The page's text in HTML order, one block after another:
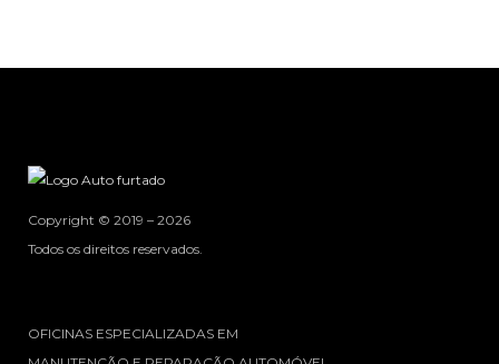
Copyright © 2019 – 2026
Todos os direitos reservados.
OFICINAS ESPECIALIZADAS EM